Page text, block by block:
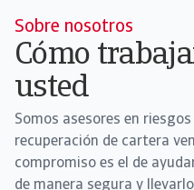
Sobre nosotros
Cómo
usted
Somos asesores en
recuperación de cartera
compromiso es el de
de manera segura y